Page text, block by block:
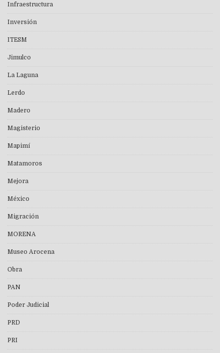
Infraestructura
Inversión
ITESM
Jimulco
La Laguna
Lerdo
Madero
Magisterio
Mapimí
Matamoros
Mejora
México
Migración
MORENA
Museo Arocena
Obra
PAN
Poder Judicial
PRD
PRI